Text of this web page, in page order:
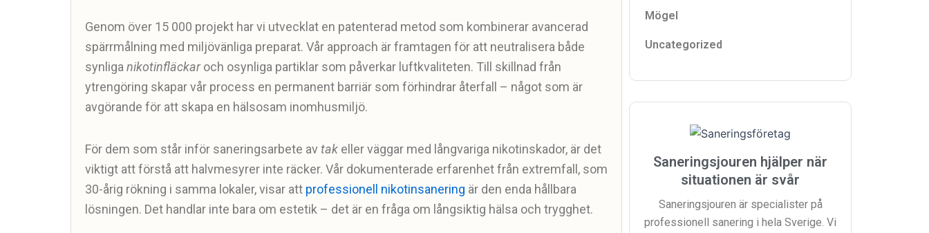
Genom över 15 000 projekt har vi utvecklat en patenterad metod som kombinerar avancerad
spärrmålning med miljövänliga preparat. Vår approach är framtagen för att neutralisera både
synliga nikotinfläckaroch osynliga partiklar som påverkar luftkvaliteten. Till skillnad från
ytrengöring skapar vår process en permanent barriär som förhindrar återfall – något som är
avgörande för att skapa en hälsosam inomhusmiljö.
För dem som står inför saneringsarbete avtak eller väggar med långvariga nikotinskador, är det
viktigt att förstå att halvmesyrer inte räcker. Vår dokumenterade erfarenhet från extremfall, som
30-årig rökning i samma lokaler, visar att professionell nikotinsanering är den enda hållbara
lösningen. Det handlar inte bara om estetik – det är en fråga om långsiktig hälsa och trygghet.
Mögel
Uncategorized
Saneringsjouren hjälper när
situationen är svår
Saneringsjouren är specialister på
professionell sanering i hela Sverige. Vi